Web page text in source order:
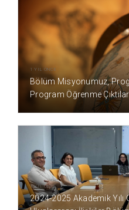
1 YIL ÖNCE
Bölüm Misyonumuz,
Program Öğrenme
1 YIL ÖNCE
2024-2025 Akademik